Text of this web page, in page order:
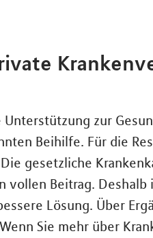
zur
Beihilfe. Für die
gesetzliche
vollen Beitrag.
Lösung. Über
Sie mehr über